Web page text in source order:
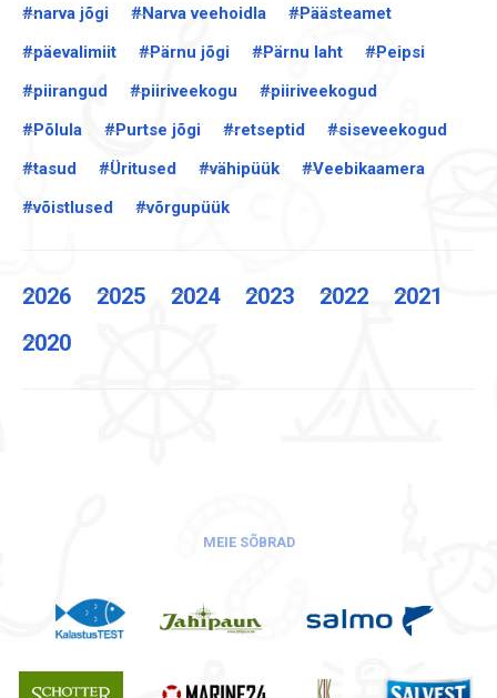
#narva jõgi
#Narva veehoidla
#Päästeamet
#päevalimiit
#Pärnu jõgi #Pärnu laht
#Peipsi
#piirangud
#piiriveekogu
#piiriveekogud
#Põlula
#Purtse jõgi #retseptid
#siseveekogud
#tasud
#Üritused #vähipüük
#Veebikaamera
#võistlused
#võrgupüük
2026 2025 2024 2023 2022
2021
2020
MEIE SÕBRAD